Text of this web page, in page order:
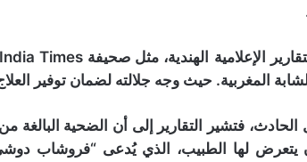
المغربية. حيث وجه جلالته لضمان توفير